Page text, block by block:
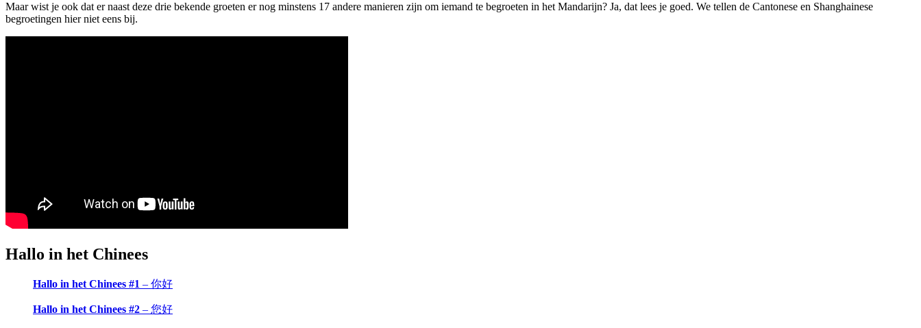
Maar wist je ook dat er naast deze drie bekende groeten er nog minstens 17 andere manieren zijn om iemand te begroeten in het Mandarijn? Ja, dat lees je goed. We tellen de Cantonese en Shanghainese
begroetingen hier niet eens bij.
Hallo in het Chinees
Hallo in het Chinees #1 – 你好
Hallo in het Chinees #2 – 您好